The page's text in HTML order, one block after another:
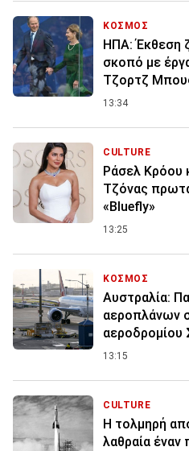
ΚΟΣΜΟΣ
ΗΠΑ: Έκθεση
σκοπό με
Τζορτζ
13:34
CULTURE
Ράσελ Κρόου
Τζόνας
«Bluefly»
13:25
ΚΟΣΜΟΣ
Αυστραλία:
αεροπλάνων
αεροδρομίου
13:15
CULTURE
Η τολμηρή
λαθραία